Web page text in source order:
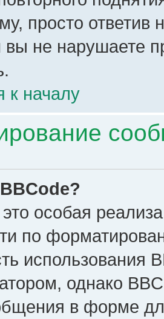
просто ответив
не нарушаете
к началу
особая
по
использования
однако
в форме